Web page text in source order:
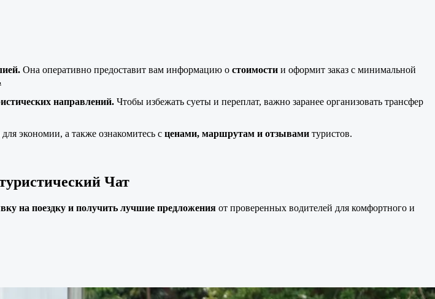
Она оперативно предоставит вам информацию о стоимости и оформит заказ с минимальной
направлений. Чтобы избежать суеты и переплат, важно заранее организовать трансфер
для экономии, а также ознакомитесь с ценами, маршрутам и отзывами туристов.
Чат
на поездку и получить лучшие предложения от проверенных водителей для комфортного и